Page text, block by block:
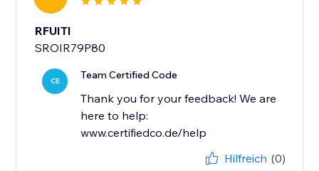
RFUITI
SROIR79P80
CE Team Certified Code
Thank you for your feedback! We are
here to help:
www.certifiedco.de/help
Hilfreich (0)